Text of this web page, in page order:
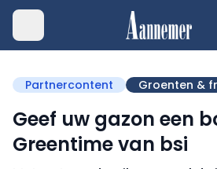
Partnercontent Groenten &
Geef uw gazon een
Greentime van bsi